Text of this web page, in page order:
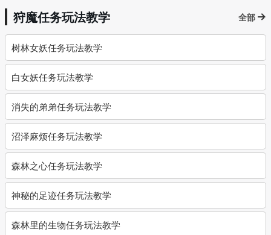
狩魔任务玩法教学 全部
树林女妖任务玩法教学
白女妖任务玩法教学
消失的弟弟任务玩法教学
沼泽麻烦任务玩法教学
森林之心任务玩法教学
神秘的足迹任务玩法教学
森林里的生物任务玩法教学